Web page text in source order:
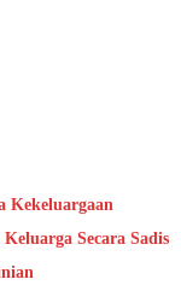
Kekeluargaan
Secara Sadis